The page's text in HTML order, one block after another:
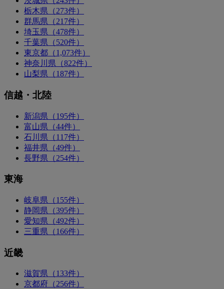
栃木県（273件）
群馬県（217件）
埼玉県（478件）
千葉県（520件）
東京都（1,073件）
神奈川県（822件）
山梨県（187件）
信越・北陸
新潟県（195件）
富山県（44件）
石川県（117件）
福井県（49件）
長野県（254件）
東海
岐阜県（155件）
静岡県（395件）
愛知県（492件）
三重県（166件）
近畿
滋賀県（133件）
京都府（256件）